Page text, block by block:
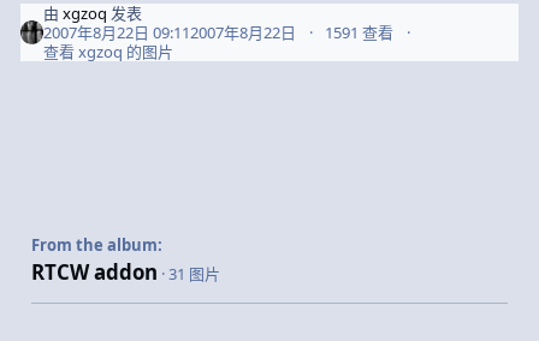
由xgzoq 发表
2007年8月22日 09:112007年8月22日
1591 查看
查看 xgzoq 的图片
From the album:
RTCW addon · 31 图片